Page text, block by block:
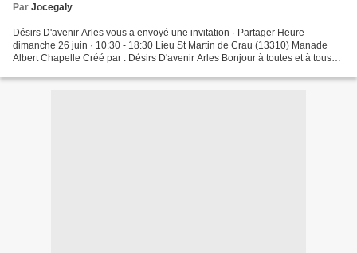
Par Jocegaly
Désirs D'avenir Arles vous a envoyé une invitation · Partager Heure
dimanche 26 juin · 10:30 - 18:30 Lieu St Martin de Crau (13310) Manade
Albert Chapelle Créé par : Désirs D'avenir Arles Bonjour à toutes et à tous